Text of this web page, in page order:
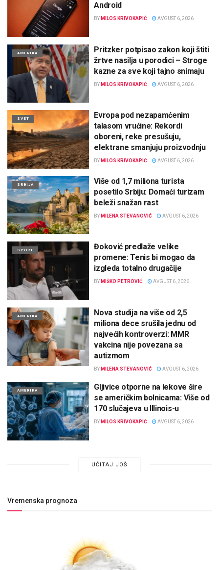
Android
BY MILOS KRIVOKAPIĆ AVGUST 6, 2026
AMERIKA
Pritzker potpisao zakon koji štiti
žrtve nasilja u porodici – Stroge
kazne za sve koji tajno snimaju
BY MILOS KRIVOKAPIĆ AVGUST 6, 2026
SVET
Evropa pod nezapamćenim
talasom vrućine: Rekordi
oboreni, reke presušuju,
elektrane smanjuju proizvodnju
BY MILOS KRIVOKAPIĆ AVGUST 6, 2026
SRBIJA
Više od 1,7 miliona turista
posetilo Srbiju: Domaći turizam
beleži snažan rast
BY MILENA STEVANOVIĆ AVGUST 6, 2026
SPORT
Đoković predlaže velike
promene: Tenis bi mogao da
izgleda totalno drugačije
BY MIŠKO PETROVIĆ AVGUST 6, 2026
AMERIKA
Nova studija na više od 2,5
miliona dece srušila jednu od
najvećih kontroverzi: MMR
vakcina nije povezana sa
autizmom
BY MILENA STEVANOVIĆ AVGUST 6, 2026
AMERIKA
Gljivice otporne na lekove šire
se američkim bolnicama: Više od
170 slučajeva u Illinois-u
BY MILOS KRIVOKAPIĆ AVGUST 6, 2026
UČITAJ JOŠ
Vremenska prognoza